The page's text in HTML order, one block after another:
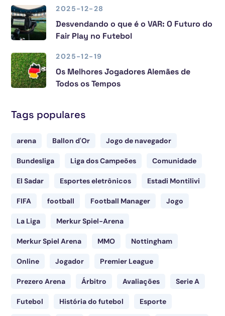
2025-12-28
Desvendando o que é o VAR: O Futuro do
Fair Play no Futebol
2025-12-19
Os Melhores Jogadores Alemães de
Todos os Tempos
Tags populares
arena Ballon d'Or Jogo de navegador
Bundesliga Liga dos Campeões Comunidade
El Sadar Esportes eletrônicos Estadi Montilivi
FIFA football Football Manager Jogo
La Liga Merkur Spiel-Arena
Merkur Spiel Arena MMO Nottingham
Online Jogador Premier League
Prezero Arena Árbitro Avaliações Serie A
Futebol História do futebol Esporte